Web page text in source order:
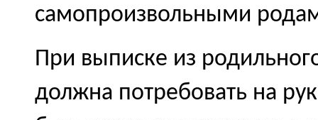
самопроизвольными
При выписке из
должна потребовать на